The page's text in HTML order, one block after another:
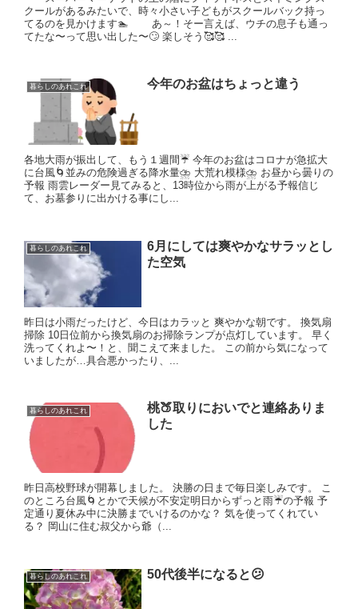
クールがあるみたいで、時々小さい子どもがスクールバック持っ
てるのを見かけます🏊 あ～！そー言えば、ウチの息子も通っ
てたな〜って思い出した〜🙄 楽しそう🥰🥰 ...
暮らしのあれこれ 今年のお盆はちょっと違う
各地大雨が振出して、もう１週間☔ 今年のお盆はコロナが急拡大
に台風🌀並みの危険過ぎる降水量⛈️ 大荒れ模様⛈️ お昼から曇りの
予報 雨雲レーダー見てみると、13時位から雨が上がる予報信じ
て、お墓参りに出かける事にし...
暮らしのあれこれ
6月にしては爽やかなサラッとし
た空気
昨日は小雨だったけど、今日はカラッと 爽やかな朝です。 換気扇
掃除 10日位前から換気扇のお掃除ランプが点灯しています。 早く
洗ってくれよ〜！と、聞こえて来ました。 この前から気になって
いましたが…具合悪かったり、...
暮らしのあれこれ
桃🍑取りにおいでと連絡ありま
した
昨日高校野球が開幕しました。 決勝の日まで毎日楽しみです。 こ
のところ台風🌀とかで天候が不安定明日からずっと雨☔の予報 予
定通り夏休み中に決勝までいけるのかな？ 気を使ってくれてい
る？ 岡山に住む叔父から爺（...
暮らしのあれこれ 50代後半になると😕